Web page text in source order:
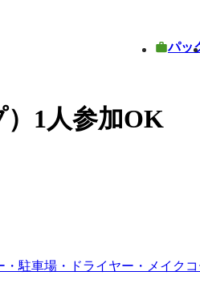
パッ
）1人参加OK
駐車場・ドライヤー・メイク